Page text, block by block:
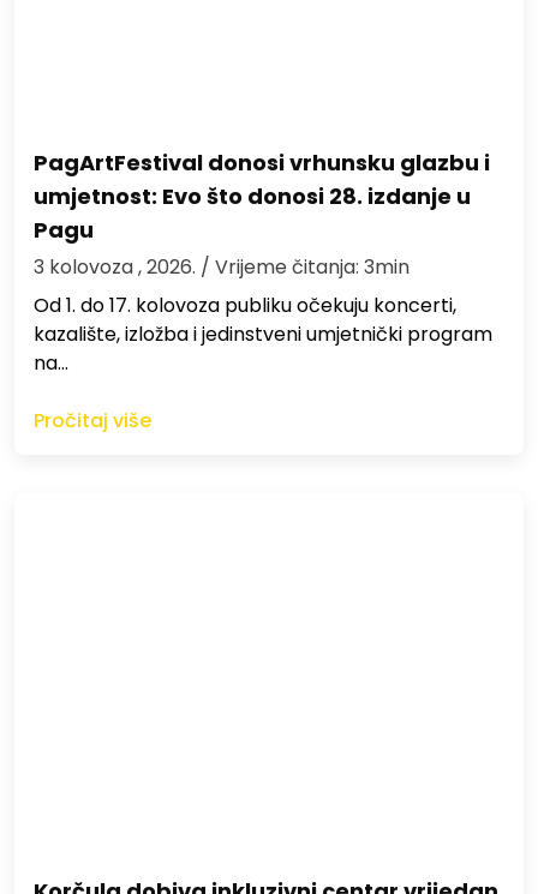
PagArtFestival donosi vrhunsku glazbu i
umjetnost: Evo što donosi 28. izdanje u
Pagu
3 kolovoza , 2026. / Vrijeme čitanja: 3min
Od 1. do 17. kolovoza publiku očekuju koncerti,
kazalište, izložba i jedinstveni umjetnički program
na…
Pročitaj više